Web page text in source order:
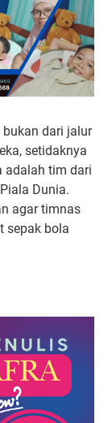
dari jalur
setidaknya
adalah tim dari
Dunia.
agar timnas
sepak bola